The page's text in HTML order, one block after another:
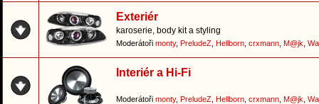
Exteriér
karoserie, body kit a styling
Moderátoři monty, PreludeZ Hellborn crxmann M@jk
Interiér a Hi-Fi
Moderátoři monty, PreludeZ Hellborn crxmann M@jk